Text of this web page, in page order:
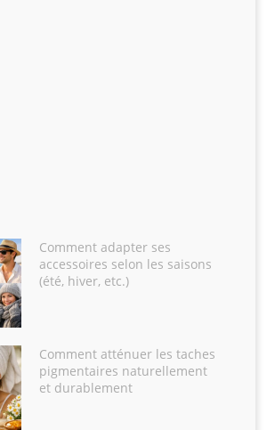
Comment adapter ses
accessoires selon les saisons
(été, hiver, etc.)
Comment atténuer les taches
pigmentaires naturellement
et durablement